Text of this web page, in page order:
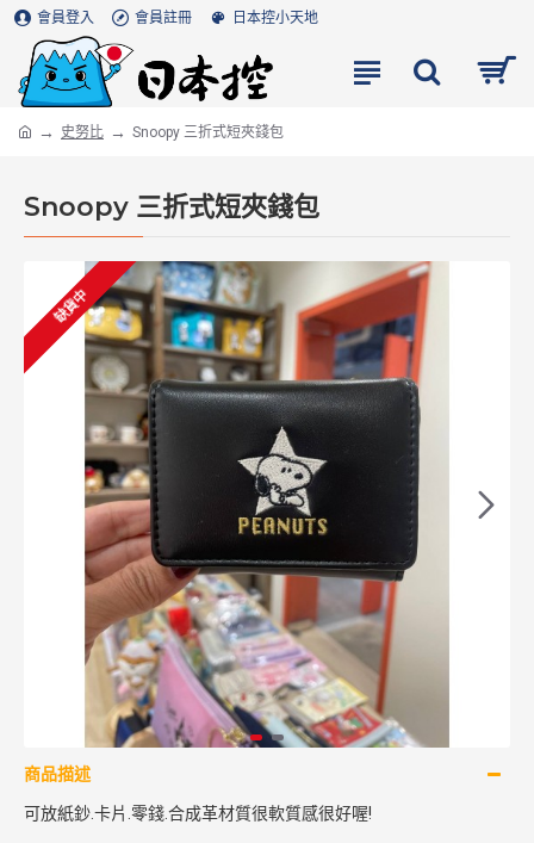
會員登入 會員註冊 日本控小天地
史努比 Snoopy 三折式短夾錢包
Snoopy 三折式短夾錢包
缺貨中
商品描述
可放紙鈔.卡片.零錢.合成革材質很軟質感很好喔!